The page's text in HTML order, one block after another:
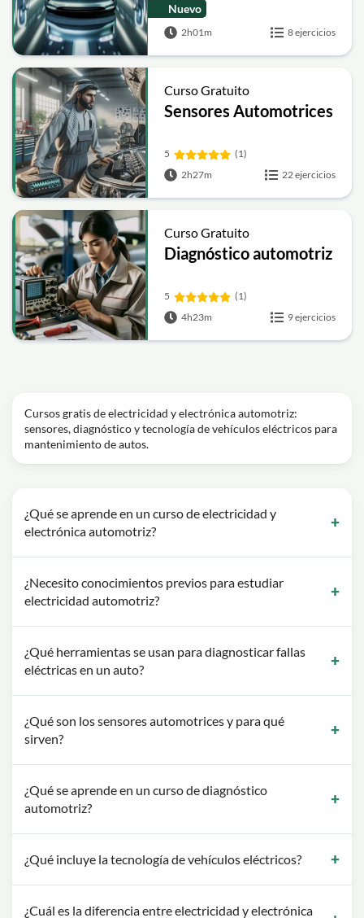
Nuevo
2h01m 8 ejercicios
Curso Gratuito
Sensores Automotrices
5
(1)
2h27m
22 ejercicios
Curso Gratuito
Diagnóstico automotriz
5
(1)
4h23m
9 ejercicios
Cursos gratis de electricidad y electrónica automotriz:
sensores, diagnóstico y tecnología de vehículos eléctricos para
mantenimiento de autos.
¿Qué se aprende en un curso de electricidad y
electrónica automotriz?
¿Necesito conocimientos previos para estudiar
electricidad automotriz?
¿Qué herramientas se usan para diagnosticar fallas
eléctricas en un auto?
¿Qué son los sensores automotrices y para qué
sirven?
¿Qué se aprende en un curso de diagnóstico
automotriz?
¿Qué incluye la tecnología de vehículos eléctricos?
¿Cuál es la diferencia entre electricidad y electrónica